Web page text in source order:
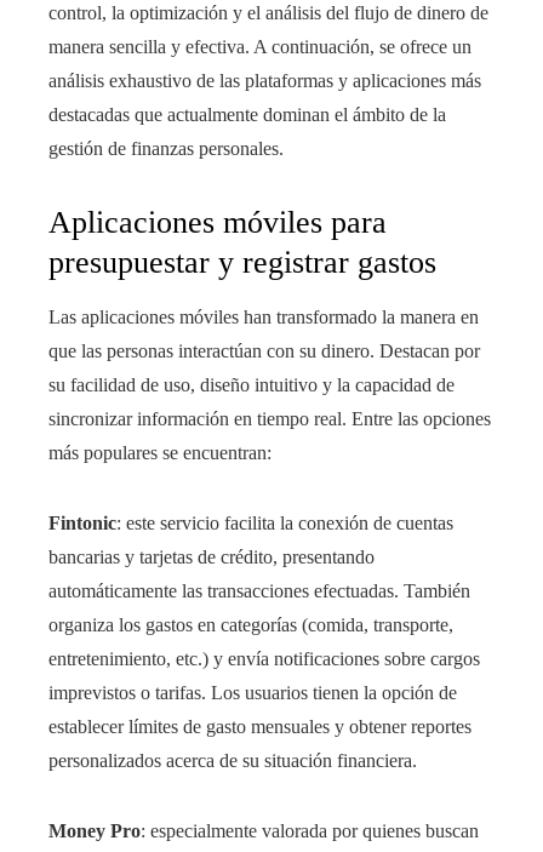
control, la optimización y el análisis del flujo de dinero de
manera sencilla y efectiva. A continuación, se ofrece un
análisis exhaustivo de las plataformas y aplicaciones más
destacadas que actualmente dominan el ámbito de la
gestión de finanzas personales.
Aplicaciones móviles para
presupuestar y registrar gastos
Las aplicaciones móviles han transformado la manera en
que las personas interactúan con su dinero. Destacan por
su facilidad de uso, diseño intuitivo y la capacidad de
sincronizar información en tiempo real. Entre las opciones
más populares se encuentran:
Fintonic: este servicio facilita la conexión de cuentas
bancarias y tarjetas de crédito, presentando
automáticamente las transacciones efectuadas. También
organiza los gastos en categorías (comida, transporte,
entretenimiento, etc.) y envía notificaciones sobre cargos
imprevistos o tarifas. Los usuarios tienen la opción de
establecer límites de gasto mensuales y obtener reportes
personalizados acerca de su situación financiera.
Money Pro: especialmente valorada por quienes buscan